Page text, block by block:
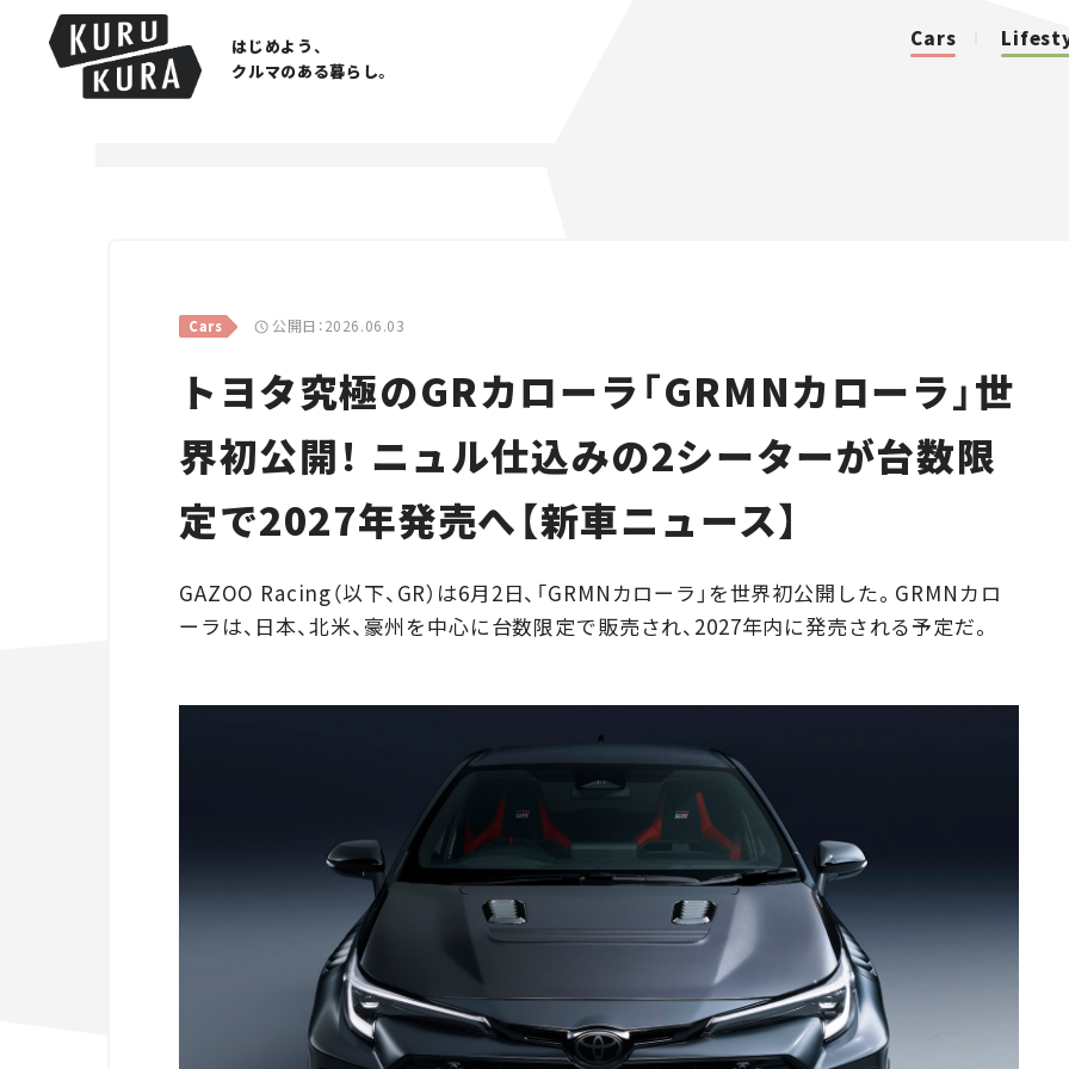
はじめよう、
クルマのある暮らし。
Cars
Cars 公開日：2026.06.03
トヨタ究極のGRカローラ「GRMNカローラ」世
界初公開！ ニュル仕込みの2シーターが台数限
定で2027年発売へ【新車ニュース】
GAZOO Racing（以下、GR）は6月2日、「GRMNカローラ」を世界初公開した。GRMNカロ
ーラは、日本、北米、豪州を中心に台数限定で販売され、2027年内に発売される予定だ。
Traffic
Special